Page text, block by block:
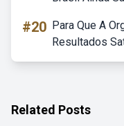
#20 Para Que A
Resultados
Related Posts